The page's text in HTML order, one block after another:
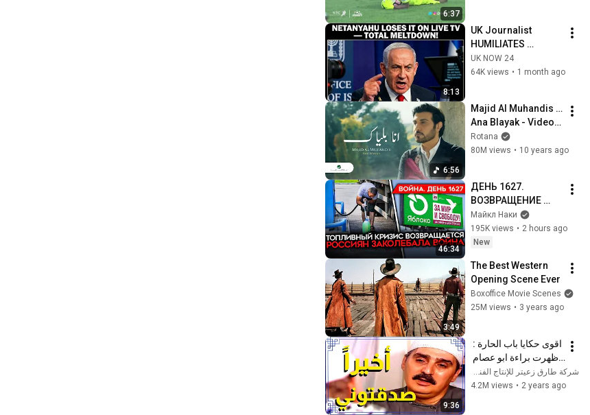
6:37
8:13
UK Journalist
HUMILIATES
Netanyahu in
Explosive Live
Control
UK NOW 24
64K views • 1 month ago
6:56
Majid Al Muhandis …
Ana Blayak - Video
Clip | ماجد المهندس …
انا بلياك - فيديو كليب
Rotana
80M views • 10 years ago
46:34
ДЕНЬ 1627.
ВОЗВРАЩЕНИЕ
БЕНЗИНОВОГО
КРИЗИСА/ ПУТИН
БОИТСЯ ДРОНОВ/
ЗАКОЛЕБАЛА
ВОЙНА/ ГОРЯТ НПЗ
Майкл Наки
195K views • 2 hours ago
New
3:49
The Best Western
Opening Scene Ever
Boxoffice Movie Scenes
25M views • 3 years ago
9:36
لاهل الحارةشركة طارق زعيتر للإنتاج الفني | Tareq Zuaiter for Production
4.2M views • 2 years ago